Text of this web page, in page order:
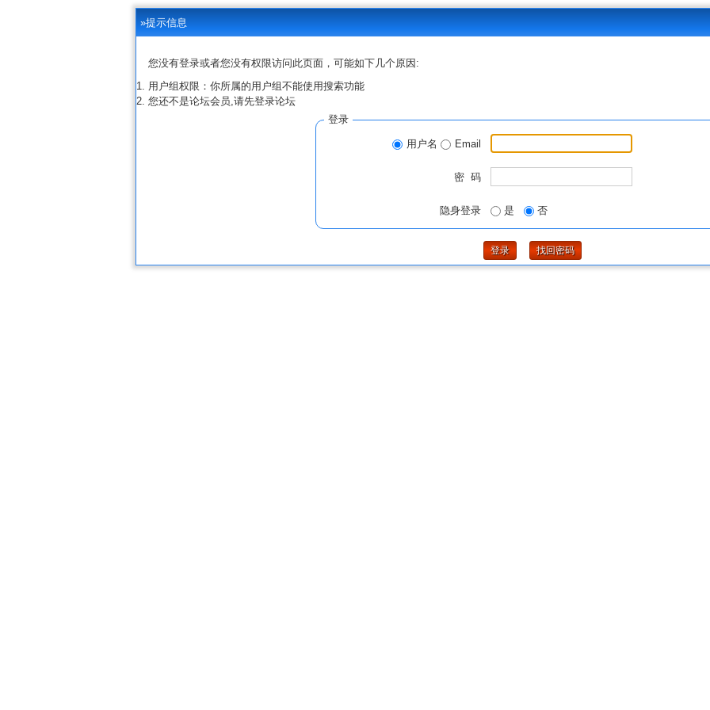
»提示信息
您没有登录或者您没有权限访问此页面，可能如下几个原因:
用户组权限：你所属的用户组不能使用搜索功能
您还不是论坛会员,请先登录论坛
登录
用户名 Email
密 码
隐身登录 是 否